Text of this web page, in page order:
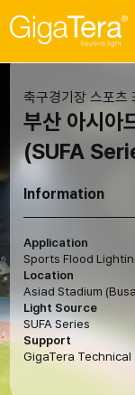
축구경기장 스포츠
부산 아시아
(SUFA
Information
Application
Sports Flood
Location
Asiad Stadium
Light Source
SUFA Series
Support
GigaTera Technical